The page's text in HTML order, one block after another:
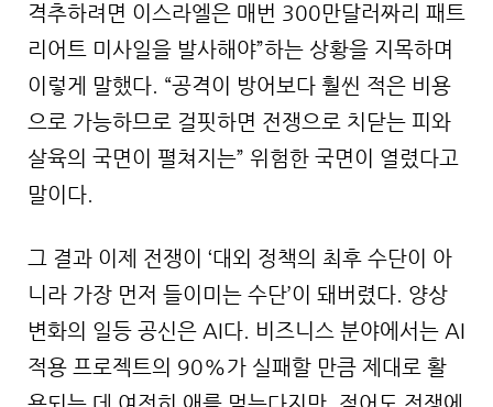
격추하려면 이스라엘은 매번 300만달러짜리 패트
리어트 미사일을 발사해야”하는 상황을 지목하며
이렇게 말했다. “공격이 방어보다 훨씬 적은 비용
으로 가능하므로 걸핏하면 전쟁으로 치닫는 피와
살육의 국면이 펼쳐지는” 위험한 국면이 열렸다고
말이다.
그 결과 이제 전쟁이 ‘대외 정책의 최후 수단이 아
니라 가장 먼저 들이미는 수단’이 돼버렸다. 양상
변화의 일등 공신은 AI다. 비즈니스 분야에서는 AI
적용 프로젝트의 90%가 실패할 만큼 제대로 활